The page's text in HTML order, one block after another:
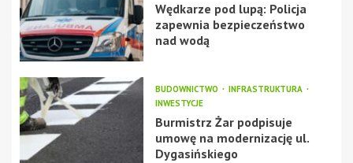
Wędkarze pod lupą: Policja
zapewnia bezpieczeństwo
nad wodą
BUDOWNICTWO
INFRASTRUKTURA
INWESTYCJE
Burmistrz Żar podpisuje
umowę na modernizację ul.
Dygasińskiego